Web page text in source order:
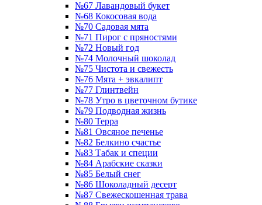
№67 Лавандовый букет
№68 Кокосовая вода
№70 Садовая мята
№71 Пирог с пряностями
№72 Новый год
№74 Молочный шоколад
№75 Чистота и свежесть
№76 Мята + эвкалипт
№77 Глинтвейн
№78 Утро в цветочном бутике
№79 Подводная жизнь
№80 Терра
№81 Овсяное печенье
№82 Белкино счастье
№83 Табак и специи
№84 Арабские сказки
№85 Белый снег
№86 Шоколадный десерт
№87 Свежескошенная трава